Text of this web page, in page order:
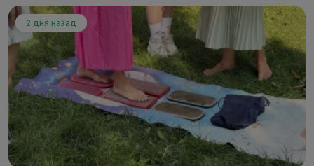
2 дня назад